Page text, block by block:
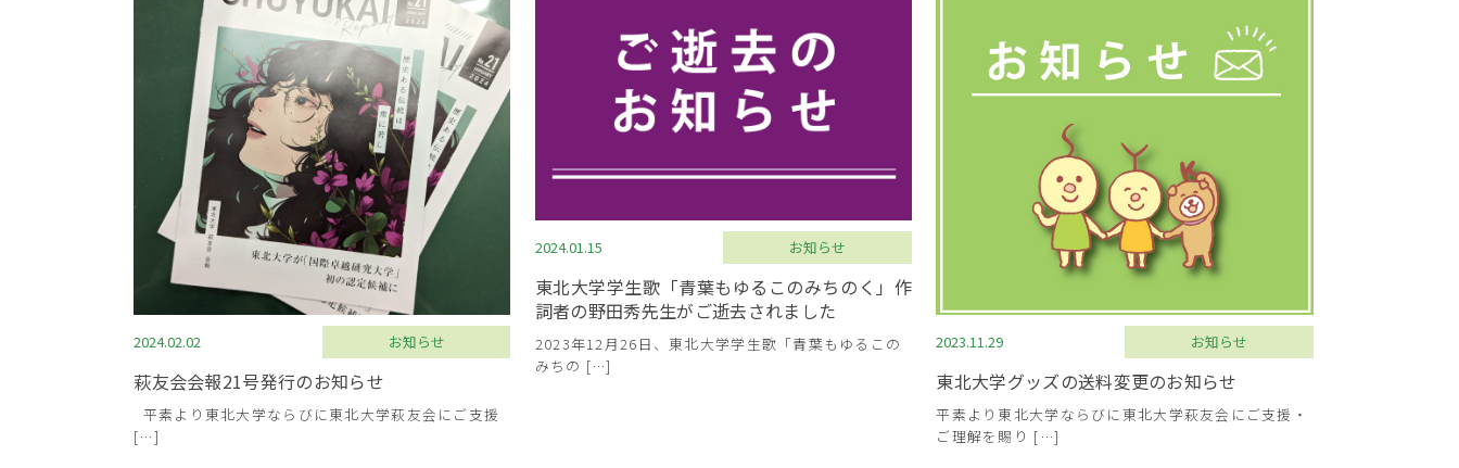
2024.02.02 お知らせ
萩友会会報21号発行のお知らせ
平素より東北大学ならびに東北大学萩友会にご支援
[…]
2024.01.15 お知らせ
東北大学学生歌「青葉もゆるこのみちのく」作
詞者の野田秀先生がご逝去されました
2023年12月26日、東北大学学生歌「青葉もゆるこの
みちの […]
2023.11.29 お知らせ
東北大学グッズの送料変更のお知らせ
平素より東北大学ならびに東北大学萩友会にご支援・
ご理解を賜り […]